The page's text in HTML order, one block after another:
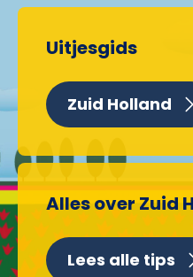
Uitjesgids
Zuid Holland
Alles over Zuid
Lees alle tips